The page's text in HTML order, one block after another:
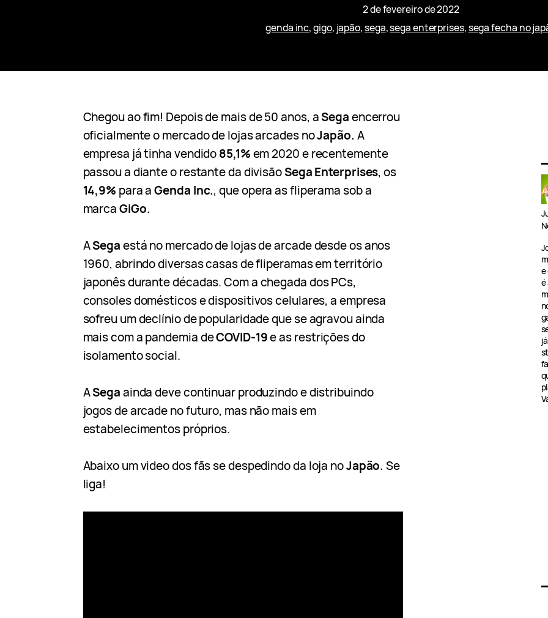
2 de fevereiro de 2022
genda inc, gigo, japão, sega, sega enterprises, sega fecha no
Chegou ao fim! Depois de mais de 50 anos, aSegaencerrou
oficialmente o mercado de lojas arcades noJapão. A
empresa já tinha vendido85,1%em 2020 e recentemente
passou a diante o restante da divisãoSega Enterprises, os
14,9% para aGenda Inc., que opera as fliperama sob a
marcaGiGo.
ASegaestá no mercado de lojas de arcade desde os anos
1960, abrindo diversas casas de fliperamas em território
japonês durante décadas. Com a chegada dos PCs,
consoles domésticos e dispositivos celulares, a empresa
sofreu um declínio de popularidade que se agravou ainda
mais com a pandemia deCOVID-19e as restrições do
isolamento social.
ASegaainda deve continuar produzindo e distribuindo
jogos de arcade no futuro, mas não mais em
estabelecimentos próprios.
Abaixo um video dos fãs se despedindo da loja noJapão. Se
liga!
e
é